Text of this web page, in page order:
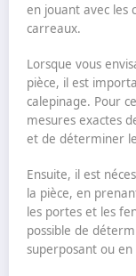
en jouant avec les
carreaux.
Lorsque vous
pièce, il est
calepinage. Pour
mesures exactes
et de déterminer
Ensuite, il est
la pièce, en
les portes et les
possible de
superposant ou